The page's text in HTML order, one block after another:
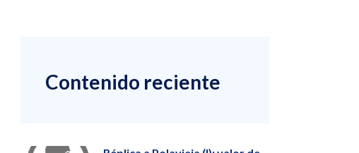
Contenido reciente